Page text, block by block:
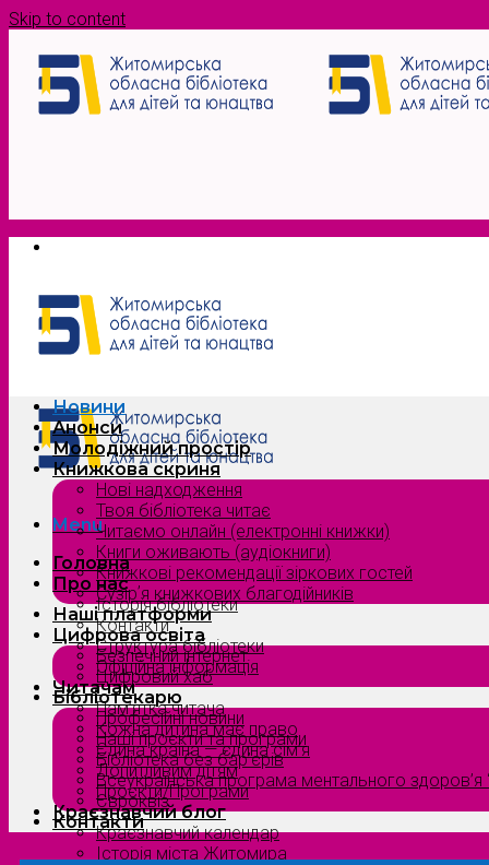
Skip to content
Menu
Головна
Про нас
Історія бібліотеки
Контакти
Структура бібліотеки
Офіційна інформація
Читачам
Пам’ятка читача
Кожна дитина має право
Єдина країна — єдина сім’я
Допитливим дітям
Проєкти/Програми
Краєзнавчий блог
Краєзнавчий календар
Історія міста Житомира
Новини
Анонси
Молодіжний простір
Книжкова скриня
Нові надходження
Твоя бібліотека читає
Читаємо онлайн (електронні книжки)
Книги оживають (аудіокниги)
Книжкові рекомендації зіркових гостей
Сузірʼя книжкових благодійників
Наші платформи
Цифрова освіта
Безпечний інтернет
Цифровий хаб
Бібліотекарю
Професійні новини
Наші проєкти та програми
Бібліотека без бар’єрів
Всеукраїнська програма ментального здоров’я
Євроквіз
Контакти